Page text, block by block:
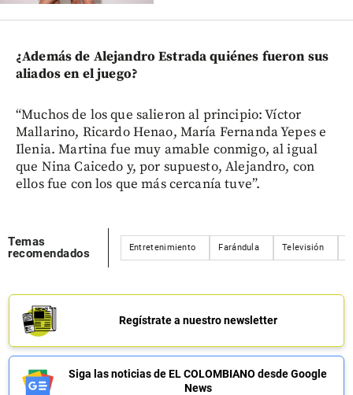
¿Además de Alejandro Estrada quiénes fueron sus
aliados en el juego?
“Muchos de los que salieron al principio: Víctor
Mallarino, Ricardo Henao, María Fernanda Yepes e
Ilenia. Martina fue muy amable conmigo, al igual
que Nina Caicedo y, por supuesto, Alejandro, con
ellos fue con los que más cercanía tuve”.
Temas
recomendados
Entretenimiento Farándula Televisión
Regístrate a nuestro newsletter
Siga las noticias de EL COLOMBIANO desde Google
News